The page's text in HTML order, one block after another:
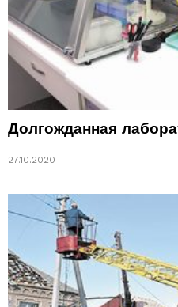
Долгожданная
27.10.2020